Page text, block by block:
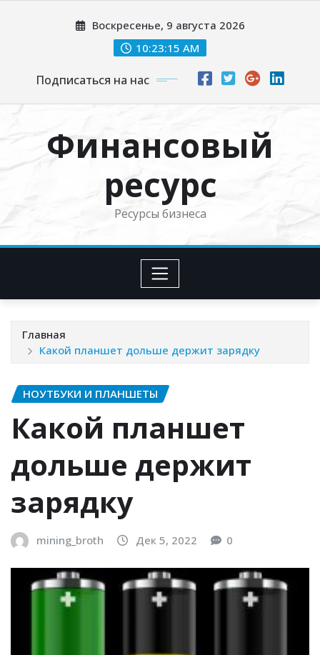
Воскресенье, 9 августа 2026
10:23:16 AM
Подписаться на нас
Финансовый
ресурс
Ресурсы бизнеса
Главная
Какой планшет дольше держит зарядку
НОУТБУКИ И ПЛАНШЕТЫ
Какой планшет
дольше держит
зарядку
mining_broth Дек 5, 2022 0